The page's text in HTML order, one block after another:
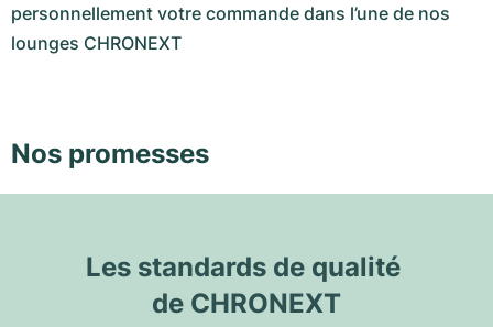
personnellement votre commande dans l’une de nos
lounges CHRONEXT
Nos promesses
Les standards de qualité
de CHRONEXT